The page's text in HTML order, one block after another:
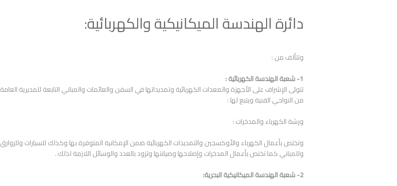
دائرة الهندسة الميكانيكية والكهربائية:
وتتألف من :
1- شعبة الهندسة الكهربائية :
تتولى الإشراف على الأجهزة والمعدات الكهربائية وتمديداتها في السفن والعائمات والمباني التابعة للمديرية العامة
من النواحي الفنية ويتبع لها :
ورشة الكهرباء والمدخرات :
وتختص بأعمال الكهرباء والأوكسجين والتمديدات الكهربائية ضمن الإمكانية المتوفرة بها وكذلك للسيارات وللزوارق
وللمباني كما تختص بأعمال المدخرات وإصلاحها وصيانتها وتزود بالعدد والوسائل اللازمة لذلك .
2- شعبة الهندسة الميكانيكية البحرية: